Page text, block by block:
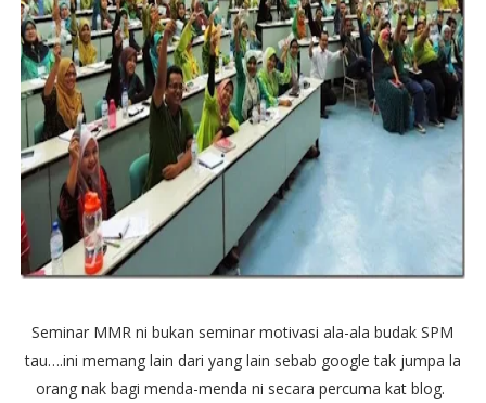
Seminar MMR ni bukan seminar motivasi ala-ala budak SPM
tau….ini memang lain dari yang lain sebab google tak jumpa la
orang nak bagi menda-menda ni secara percuma kat blog.